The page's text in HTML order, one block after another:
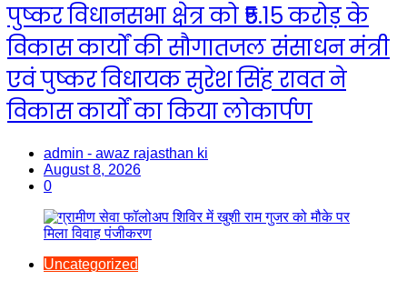
पुष्कर विधानसभा क्षेत्र को ₹5.15 करोड़ के
विकास कार्यों की सौगातजल संसाधन मंत्री
एवं पुष्कर विधायक सुरेश सिंह रावत ने
विकास कार्यों का किया लोकार्पण
admin - awaz rajasthan ki
August 8, 2026
0
Uncategorized